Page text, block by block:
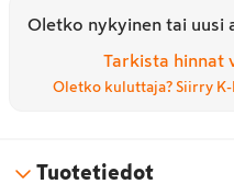
Oletko nykyinen tai uusi
Tarkista hinnat
Oletko kuluttaja? Siirry
Tuotetiedot